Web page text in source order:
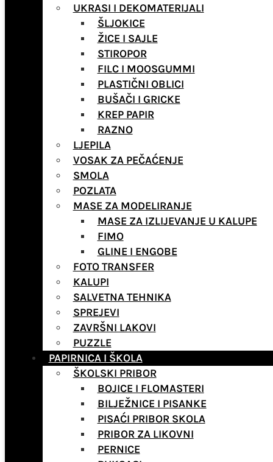
UKRASI I DEKOMATERIJALI
ŠLJOKICE
ŽICE I SAJLE
STIROPOR
FILC I MOOSGUMMI
PLASTIČNI OBLICI
BUŠAČI I GRICKE
KREP PAPIR
RAZNO
LJEPILA
VOSAK ZA PEČAĆENJE
SMOLA
POZLATA
MASE ZA MODELIRANJE
MASE ZA IZLIJEVANJE U KALUPE
FIMO
GLINE I ENGOBE
FOTO TRANSFER
KALUPI
SALVETNA TEHNIKA
SPREJEVI
ZAVRŠNI LAKOVI
PUZZLE
PAPIRNICA I ŠKOLA
ŠKOLSKI PRIBOR
BOJICE I FLOMASTERI
BILJEŽNICE I PISANKE
PISAĆI PRIBOR SKOLA
PRIBOR ZA LIKOVNI
PERNICE